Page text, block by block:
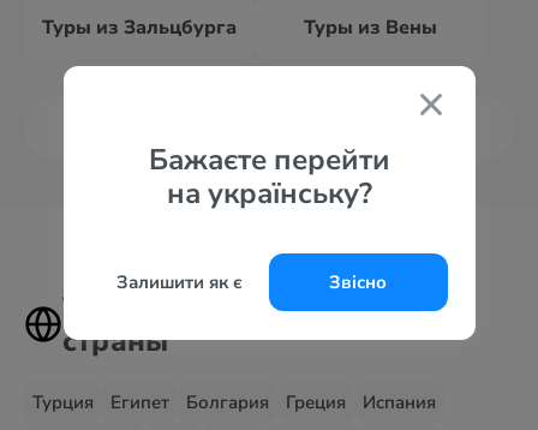
Бажаєте перейти
на українську?
Залишити як є Звісно
Туры из Зальцбурга Туры из Вены
Туры в самые популярные
страны
Турция Египет Болгария Греция
Испания